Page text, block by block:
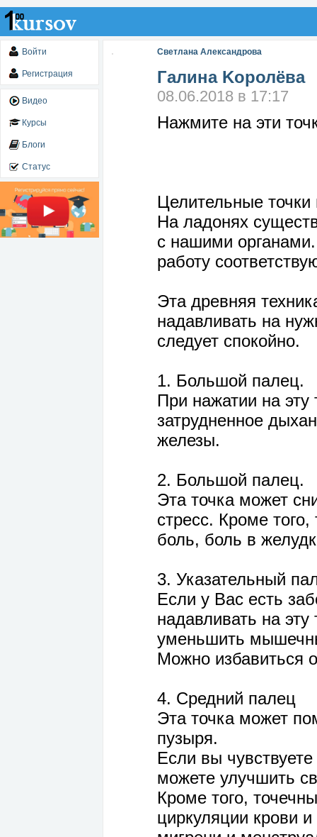
Войти
Регистрация
Видео
Курсы
Блоги
Статус
Светлана Александрова
Галина Kоролёва
08.06.2018 в 17:17
Нажмите на эти
Целительные
На ладонях
с нашими
работу
Эта древняя
надавливать на
следует спокойно.
1. Большой палец.
При нажатии на
затрудненное
железы.
2. Большой палец.
Эта точка может
стресс. Кроме
боль, боль в
3. Указательный
Если у Вас есть
надавливать на
уменьшить
Можно избавиться
4. Средний палец
Эта точка может
пузыря.
Если вы
можете улучшить
Кроме того,
циркуляции крови